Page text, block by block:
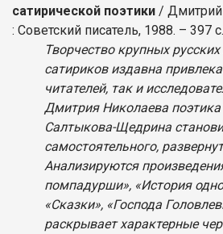
сатирической поэтики /
: Советский писатель, 1988. – 397 с.
Творчество крупных русских
сатириков издавна
читателей, так и
Дмитрия Николаева
Салтыкова-Щедрина
самостоятельного,
Анализируются
помпадурши», «История
«Сказки», «Господа
раскрывает характерные